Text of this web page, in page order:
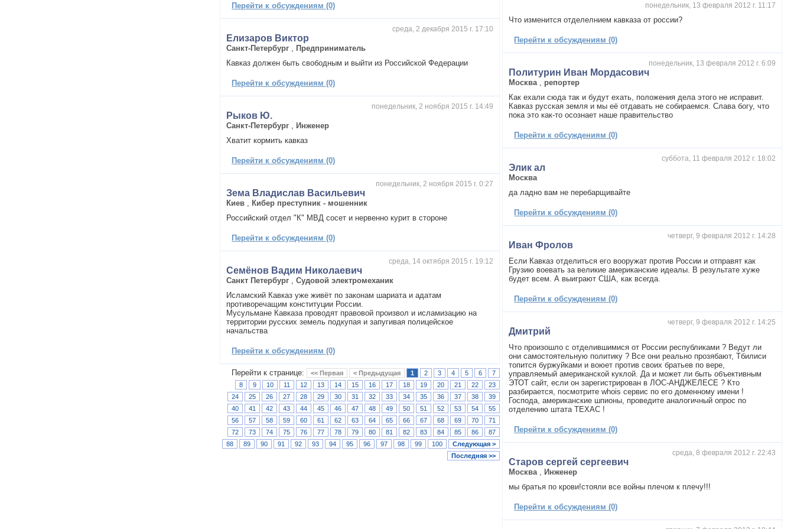
Перейти к обсуждениям (0)
среда, 2 декабря 2015 г. 17:10
Елизаров Виктор
Санкт-Петербург
Предприниматель
Кавказ должен быть свободным и выйти из Российской Федерации
Перейти к обсуждениям (0)
понедельник, 2 ноября 2015 г. 14:49
Рыков Ю.
Санкт-Петербург ,Инженер
Хватит кормить кавказ
Перейти к обсуждениям (0)
понедельник, 2 ноября 2015 г. 0:27
Зема Владислав Васильевич
Киев
Кибер преступник - мошенник
Российский отдел "К" МВД сосет и нервенно курит в стороне
Перейти к обсуждениям (0)
среда, 14 октября 2015 г. 19:12
Семёнов Вадим Николаевич
Санкт Петербург ,Судовой электромеханик
Исламский Кавказ уже живёт по законам шариата и адатам
противоречащим конституции России.
Мусульмане Кавказа проводят правовой произвол и исламизацию на
территории русских земель подкупая и запугивая полицейское
начальства
Перейти к обсуждениям (0)
Перейти к странице: << Первая < Предыдущая 1 2 3 4 5 6
7
8
9 10 11 12 13 14 15 16 17 18 19 20 21 22
23
24
25 26 27 28 29 30 31 32 33 34 35 36 37 38
39
40
41 42 43 44 45 46 47 48 49 50 51 52 53 54
55
56
57 58 59 60 61 62 63 64 65 66 67 68 69 70
71
72
73 74 75 76 77 78 79 80 81 82 83 84 85 86
87
88
89 90 91 92 93 94 95 96 97 98 99 100
Следующая >
Последняя >>
понедельник, 13 февраля 2012 г. 11:17
Что изменится отделелнием кавказа от россии?
Перейти к обсуждениям (0)
понедельник, 13 февраля 2012 г. 6:09
Политурин Иван Мордасович
Москва
репортер
Как ехали сюда так и будут ехать, положения дела этого не исправит.
Кавказ русская земля и мы её отдавать не собираемся. Слава богу, что
пока это как-то осознает наше правительство
Перейти к обсуждениям (0)
суббота, 11 февраля 2012 г. 18:02
Элик ал
Москва
да ладно вам не перебарщивайте
Перейти к обсуждениям (0)
четверг, 9 февраля 2012 г. 14:28
Иван Фролов
Если Кавказ отделиться его вооружат против России и отправят как
Грузию воевать за великие американские идеалы. В результате хуже
будет всем. А выиграют США, как всегда.
Перейти к обсуждениям (0)
четверг, 9 февраля 2012 г. 14:25
Дмитрий
Что произошло с отделившимися от России республиками ? Ведут ли
они самостоятельную политику ? Все они реально прозябают, Тбилиси
топится буржуйками и воюет против своих братьев по вере,
управляемый американской куклой. Да и может ли быть объективным
ЭТОТ сайт, если он зарегистрирован в ЛОС-АНДЖЕЛЕСЕ ? Кто
разбирается, посмотрите whois сервис по его доменному имени !
Господа, американские шпионы, проведите аналогичный опрос по
отделению штата ТЕХАС !
Перейти к обсуждениям (0)
среда, 8 февраля 2012 г. 22:43
Старов сергей сергеевич
Москва ,Инженер
мы братья по крови!стояли все войны плечом к плечу!!!
Перейти к обсуждениям (0)